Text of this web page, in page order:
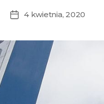
4 kwietnia, 2020